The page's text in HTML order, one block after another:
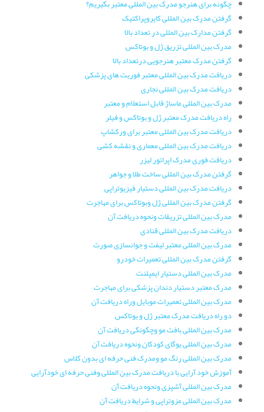
چگونه برای هنرجو مدرک بین المللی معتبر بگیریم؟
گرفتن مدرک بین المللی کایروپراکتیک
گرفتن مدارک بین المللی در تعداد بالا
مدرک بین المللی تزریق ژل و بوتاکس
گرفتن مدرک معتبر هنرجویی درتعداد بالا
دریافت مدرک بین المللی معتبر فوریت های پزشکی
دریافت مدرک بین المللی نجاری
مدرک بین المللی ماساژ قابل استعلام و معتبر
راه دریافت مدرک معتبر ژل و بوتاکس و فیلر
دریافت مدرک بین المللی معتبر برای ورکشاپ
دریافت مدرک بین المللی معماری و نقشه کشی
دریافت فوری مدرک اپراتور لیزر
گرفتن مدرک بین المللی ساخت طلا و جواهر
دریافت مدرک بین المللی دستیار فیزیوتراپی
گرفتن مدرک بین المللی ژل وبوتاکس برای مهاجرت
مدرک بین المللی تزریقات ونحوه دریافت آن
دریافت مدرک بین المللی قنادی
مدرک بین المللی معتبر لیفت و جوانسازی صورت
گرفتن مدرک بین المللی تعمیرات خودرو
مدرک بین المللی دستیار ایمپلنت
مدرک معتبر دستیار دندان پزشکی برای مهاجرت
مدرک بین المللی تعمیرات موبایل وراه دریافت آن
دو راه دریافت مدرک معتبر ژل و بوتاکس
مدرک بین المللی بافت مو وچگونگی دریافت آن
مدرک بین المللی یوگای کودکان ونحوه دریافت آن
مدرک بین المللی رنگ مو ومدرک فنی حرفه ای بدون کلاس
آموزش خود آرایی با دریافت مدرک بین المللی وفنی حرفه ای خودآرایی
مدرک بین المللی آشپزی ونحوه دریافت آن
مدرک بین المللی مزوتراپی و شرایط دریافت آن